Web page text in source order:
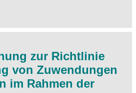
zur Richtlinie
von Zuwendungen
im Rahmen der